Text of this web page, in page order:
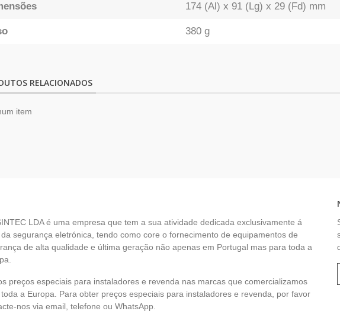
174 (Al) x 91 (Lg) x 29 (Fd) mm
380 g
RELACIONADOS
item
LDA é uma empresa que tem a sua atividade dedicada exclusivamente á
segurança eletrónica, tendo como core o fornecimento de equipamentos de
de alta qualidade e última geração não apenas em Portugal mas para toda a
preços especiais para instaladores e revenda nas marcas que comercializamos
a Europa. Para obter preços especiais para instaladores e revenda, por favor
nos via email, telefone ou WhatsApp.